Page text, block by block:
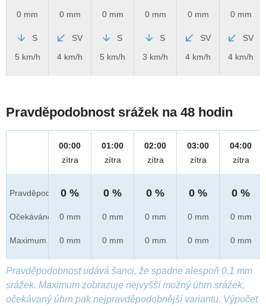
0 mm
S
5 km/h
0 mm
SV
4 km/h
0 mm
S
5 km/h
0 mm
S
3 km/h
0 mm
SV
4 km/h
0 mm
SV
4 km/h
Pravděpodobnost srážek na 48 hodin
Pravděpod.
Očekáváno
Maximum
00:00
zítra
0 %
0 mm
0 mm
01:00
zítra
0 %
0 mm
0 mm
02:00
zítra
0 %
0 mm
0 mm
03:00
zítra
0 %
0 mm
0 mm
04:00
zítra
0 %
0 mm
0 mm
Pravděpodobnost udává šanci, že spadne alespoň 0,1 mm
srážek. Maximum zobrazuje nejvyšší možný úhrn srážek,
očekávaný úhrn pak nejpravděpodobnější variantu. Výpočet